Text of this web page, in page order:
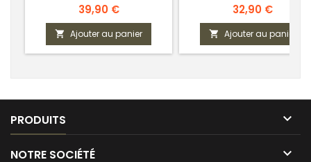
Prix
39,90 €
 Ajouter au panier
Prix
32,90 €
 Ajouter au panier
PRODUITS 
NOTRE SOCIÉTÉ 